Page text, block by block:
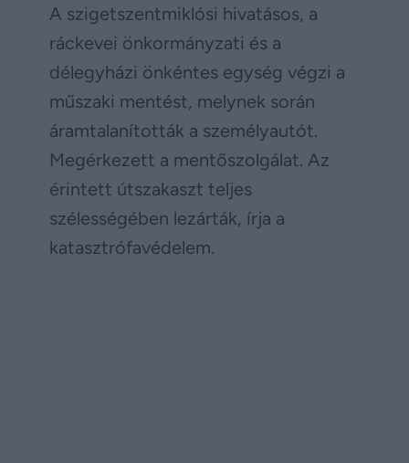
A szigetszentmiklósi hivatásos, a
ráckevei önkormányzati és a
délegyházi önkéntes egység végzi a
műszaki mentést, melynek során
áramtalanították a személyautót.
Megérkezett a mentőszolgálat. Az
érintett útszakaszt teljes
szélességében lezárták, írja a
katasztrófavédelem.